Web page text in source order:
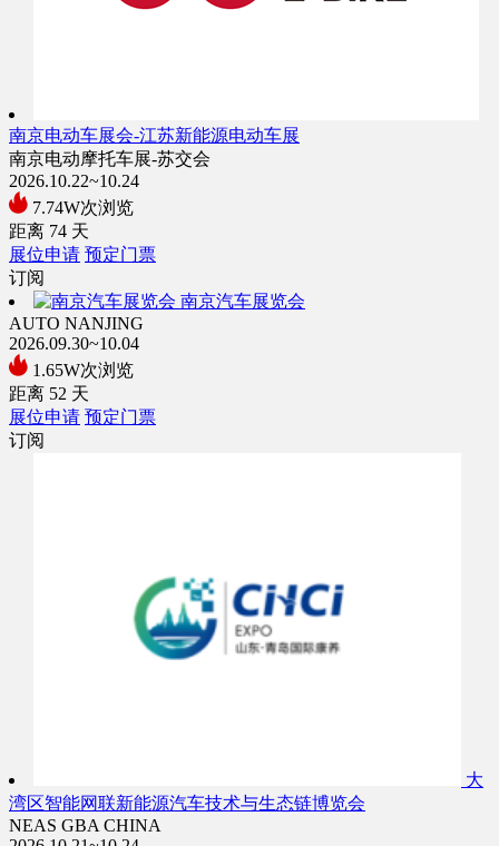
南京电动车展会-江苏新能源电动车展
南京电动摩托车展-苏交会
2026.10.22~10.24
7.74W次浏览
距离 74 天
展位申请 预定门票
订阅
南京汽车展览会
AUTO NANJING
2026.09.30~10.04
1.65W次浏览
距离 52 天
展位申请 预定门票
订阅
大
湾区智能网联新能源汽车技术与生态链博览会
NEAS GBA CHINA